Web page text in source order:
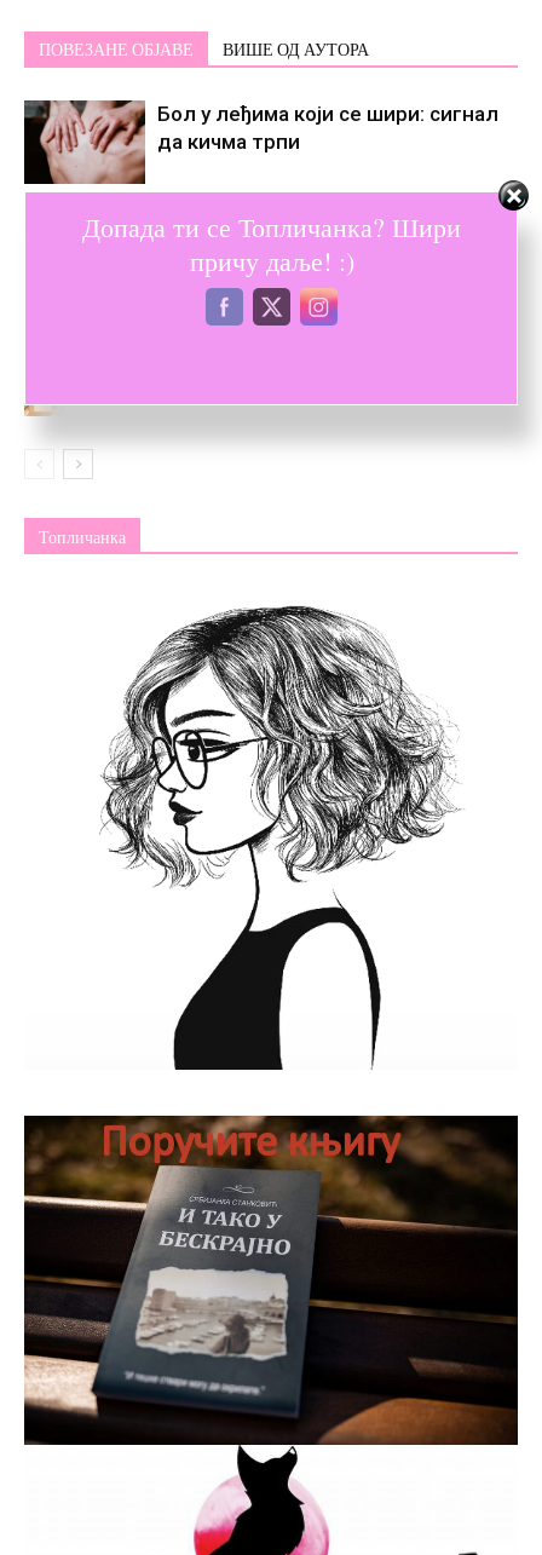
ПОВЕЗАНЕ ОБЈАВЕ ВИШЕ ОД АУТОРА
Бол у леђима који се шири: сигнал
да кичма трпи
Закинтос летовање – искуство које
мења темпо свакодневице
Топличанка
Допада ти се Топличанка? Шири
причу даље! :)